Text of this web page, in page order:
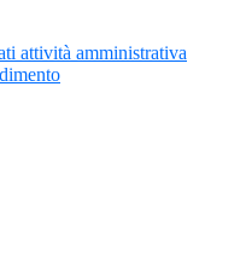
attività amministrativa